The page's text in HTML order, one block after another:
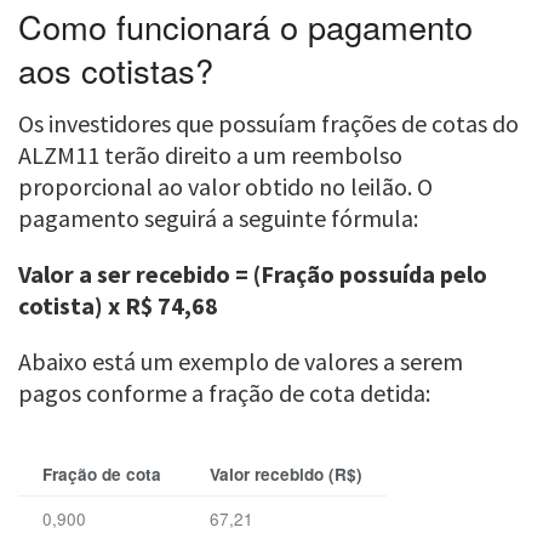
Como funcionará o pagamento
aos cotistas?
Os investidores que possuíam frações de cotas do
ALZM11 terão direito a um reembolso
proporcional ao valor obtido no leilão. O
pagamento seguirá a seguinte fórmula:
Valor a ser recebido = (Fração possuída pelo
cotista) x R$ 74,68
Abaixo está um exemplo de valores a serem
pagos conforme a fração de cota detida:
Fração de cota Valor recebido (R$)
0,900
67,21